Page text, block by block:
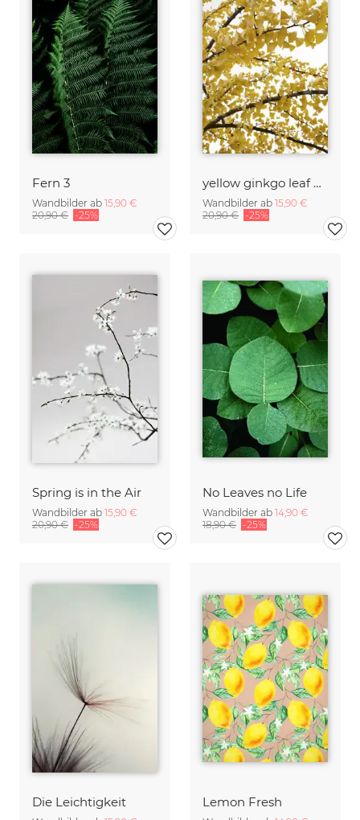
Fern 3
Wandbilder ab 15,90 €
20,90 € -25%
yellow ginkgo leaf heaven
Wandbilder ab 15,90 €
20,90 € -25%
Spring is in the Air
Wandbilder ab 15,90 €
20,90 € -25%
No Leaves no Life
Wandbilder ab 14,90 €
18,90 € -25%
Die Leichtigkeit Lemon Fresh